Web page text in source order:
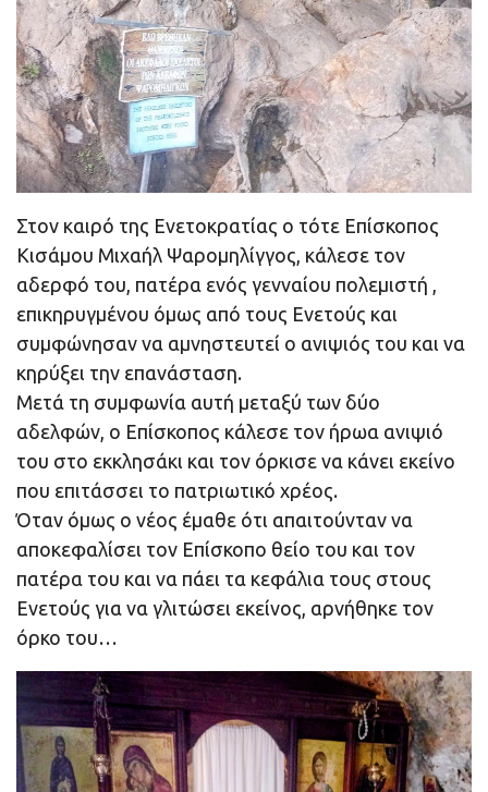
Στον καιρό της Ενετοκρατίας ο τότε Επίσκοπος
Κισάμου Μιχαήλ Ψαρομηλίγγος, κάλεσε τον
αδερφό του, πατέρα ενός γενναίου πολεμιστή ,
επικηρυγμένου όμως από τους Ενετούς και
συμφώνησαν να αμνηστευτεί ο ανιψιός του και να
κηρύξει την επανάσταση.
Μετά τη συμφωνία αυτή μεταξύ των δύο
αδελφών, ο Επίσκοπος κάλεσε τον ήρωα ανιψιό
του στο εκκλησάκι και τον όρκισε να κάνει εκείνο
που επιτάσσει το πατριωτικό χρέος.
Όταν όμως ο νέος έμαθε ότι απαιτούνταν να
αποκεφαλίσει τον Επίσκοπο θείο του και τον
πατέρα του και να πάει τα κεφάλια τους στους
Ενετούς για να γλιτώσει εκείνος, αρνήθηκε τον
όρκο του…